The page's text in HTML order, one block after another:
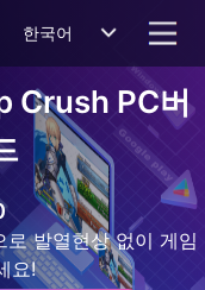
한국어
Crush PC버
발열현상 없이 게임
요!